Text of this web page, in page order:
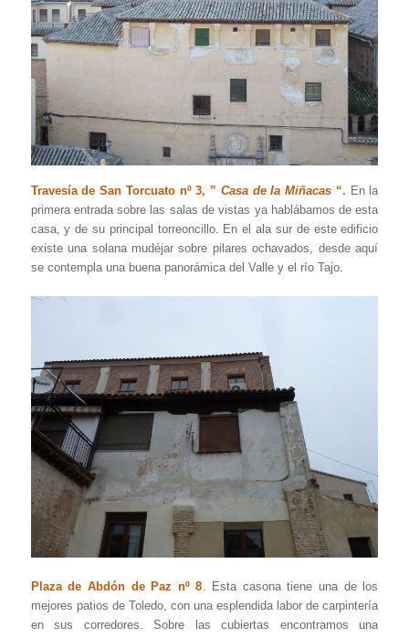
Travesía de San Torcuato nº 3, ” Casa de la Miñacas “. En la
primera entrada sobre las salas de vistas ya hablábamos de esta
casa, y de su principal torreoncillo. En el ala sur de este edificio
existe una solana mudéjar sobre pilares ochavados, desde aquí
se contempla una buena panorámica del Valle y el río Tajo.
Plaza de Abdón de Paz nº 8 . Esta casona tiene una de los
mejores patios de Toledo, con una esplendida labor de carpintería
en sus corredores. Sobre las cubiertas encontramos una